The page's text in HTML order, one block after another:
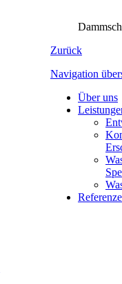
Zurück
Navigation
Über uns